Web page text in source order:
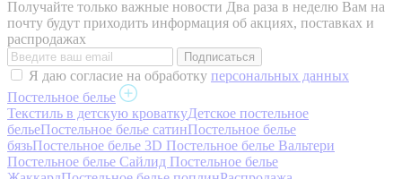
Получайте только важные новости Два раза в неделю Вам на
почту будут приходить информация об акциях, поставках и
распродажах
Я даю согласие на обработку персональных данных
Постельное белье
Текстиль в детскую кроваткуДетское постельное
бельеПостельное белье сатинПостельное белье
бязьПостельное белье 3D Постельное белье Вальтери
Постельное белье Сайлид Постельное белье